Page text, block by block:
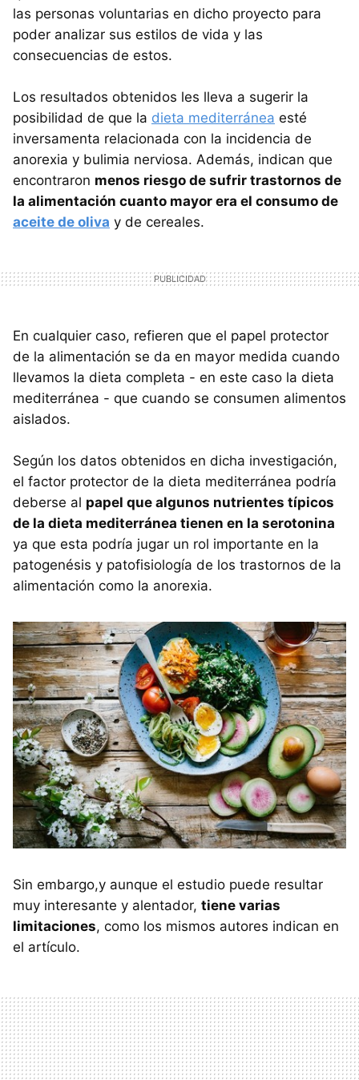
las personas voluntarias en dicho proyecto para
poder analizar sus estilos de vida y las
consecuencias de estos.
Los resultados obtenidos les lleva a sugerir la
posibilidad de que la dieta mediterránea esté
inversamenta relacionada con la incidencia de
anorexia y bulimia nerviosa. Además, indican que
encontraron menos riesgo de sufrir trastornos de
la alimentación cuanto mayor era el consumo de
aceite de oliva y de cereales.
En cualquier caso, refieren que el papel protector
de la alimentación se da en mayor medida cuando
llevamos la dieta completa - en este caso la dieta
mediterránea - que cuando se consumen alimentos
aislados.
Según los datos obtenidos en dicha investigación,
el factor protector de la dieta mediterránea podría
deberse al papel que algunos nutrientes típicos
de la dieta mediterránea tienen en la serotonina
ya que esta podría jugar un rol importante en la
patogenésis y patofisiología de los trastornos de la
alimentación como la anorexia.
Sin embargo,y aunque el estudio puede resultar
muy interesante y alentador, tiene varias
limitaciones, como los mismos autores indican en
el artículo.